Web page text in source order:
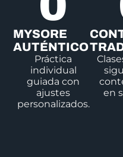
MYSORE
AUTÉNTICO
Práctica
individual
guiada con
ajustes
personalizados.
en